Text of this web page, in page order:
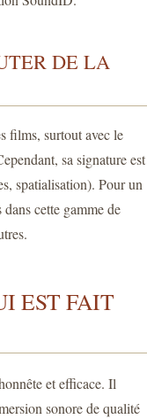
DE LA
films, surtout avec le
sa signature est
spatialisation). Pour un
cette gamme de
EST FAIT
et efficace. Il
sonore de qualité